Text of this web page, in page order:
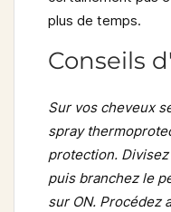
plus de temps.
Conseils
Sur vos cheveux
spray
protection.
puis branchez le
sur ON. Procédez